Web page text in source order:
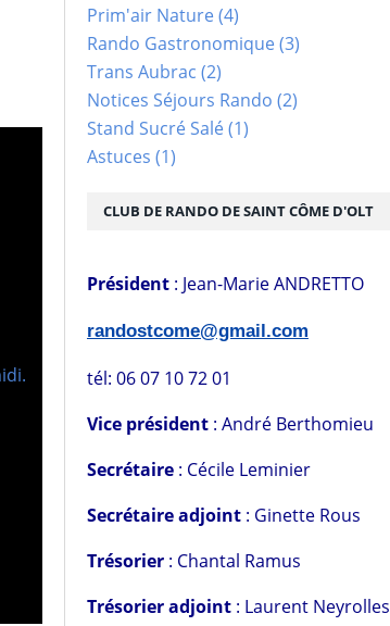
Prim'air Nature(4)
Rando Gastronomique(3)
Trans Aubrac (2)
Notices Séjours Rando (2)
Stand Sucré Salé(1)
Astuces (1)
CLUB DE RANDO DE SAINT CÔME D'OLT
Président : Jean-Marie ANDRETTO
randostcome@gmail.com
tél: 06 07 10 72 01
Vice président : André Berthomieu
Secrétaire : Cécile Leminier
Secrétaire adjoint : Ginette Rous
Trésorier : Chantal Ramus
Trésorier adjoint : Laurent Neyrolles